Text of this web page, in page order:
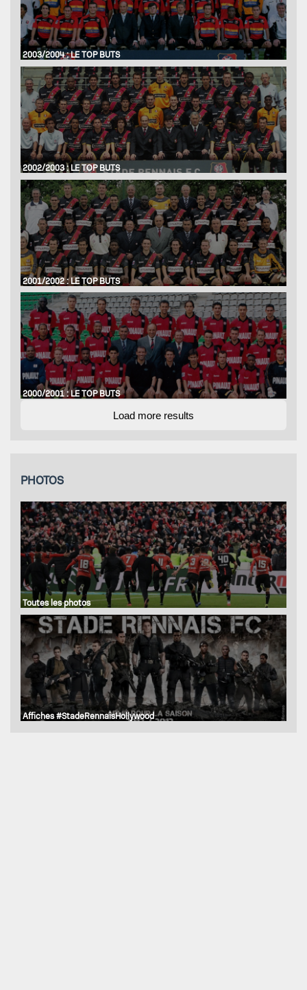
2003/2004 : LE TOP BUTS
2002/2003 : LE TOP BUTS
2001/2002 : LE TOP BUTS
2000/2001 : LE TOP BUTS
Load more results
PHOTOS
Toutes les photos
Affiches #StadeRennaisHollywood